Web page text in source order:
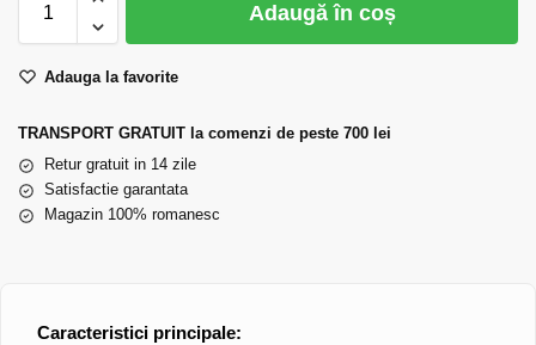
Adaugă în coș
Adauga la favorite
TRANSPORT GRATUIT la comenzi de peste 700 lei
Retur gratuit in 14 zile
Satisfactie garantata
Magazin 100% romanesc
Caracteristici principale: